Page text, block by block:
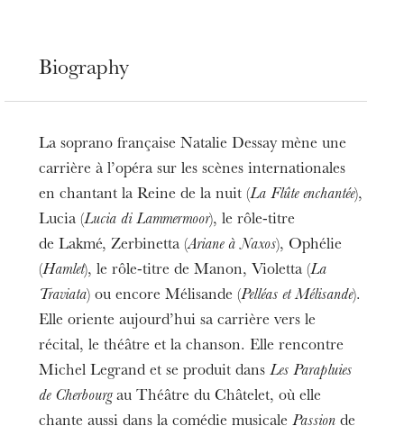
Biography
La soprano française Natalie Dessay mène une
carrière à l’opéra sur les scènes internationales
en chantant la Reine de la nuit (La Flûte enchantée),
Lucia (Lucia di Lammermoor), le rôle-titre
de Lakmé, Zerbinetta (Ariane à Naxos), Ophélie
(Hamlet), le rôle-titre de Manon, Violetta (La
Traviata) ou encore Mélisande (Pelléas et Mélisande).
Elle oriente aujourd’hui sa carrière vers le
récital, le théâtre et la chanson. Elle rencontre
Michel Legrand et se produit dansLes Parapluies
de Cherbourgau Théâtre du Châtelet, où elle
chante aussi dans la comédie musicalePassion de